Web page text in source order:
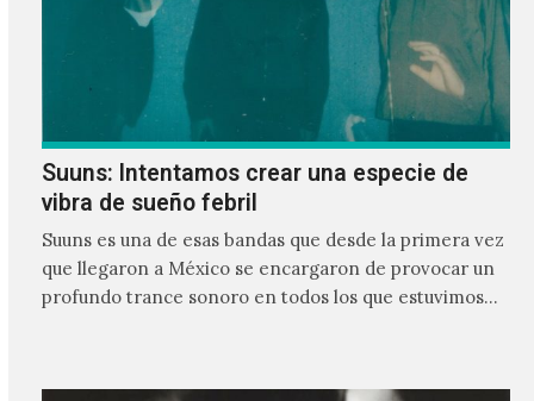
Suuns: Intentamos crear una especie de
vibra de sueño febril
Suuns es una de esas bandas que desde la primera vez
que llegaron a México se encargaron de provocar un
profundo trance sonoro en todos los que estuvimos